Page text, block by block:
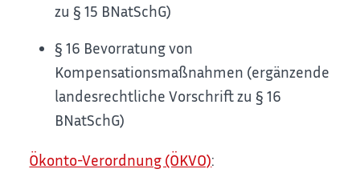
zu § 15 BNatSchG)
§ 16 Bevorratung von
Kompensationsmaßnahmen (ergänzende
landesrechtliche Vorschrift zu § 16
BNatSchG)
Ökonto-Verordnung (ÖKVO):